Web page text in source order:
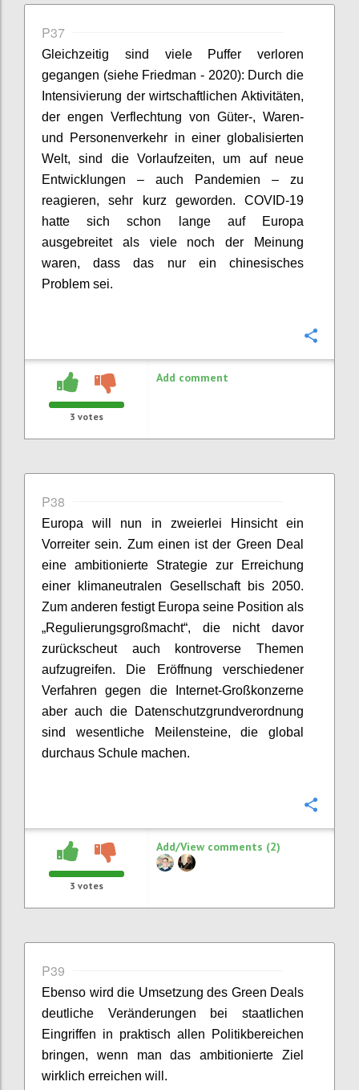
P37
Gleichzeitig sind viele Puffer verloren
gegangen (siehe Friedman - 2020): Durch die
Intensivierung der wirtschaftlichen Aktivitäten,
der engen Verflechtung von Güter-, Waren-
und Personenverkehr in einer globalisierten
Welt, sind die Vorlaufzeiten, um auf neue
Entwicklungen – auch Pandemien – zu
reagieren, sehr kurz geworden. COVID-19
hatte sich schon lange auf Europa
ausgebreitet als viele noch der Meinung
waren, dass das nur ein chinesisches
Problem sei.
3 votes
Add comment
P38
Europa will nun in zweierlei Hinsicht ein
Vorreiter sein. Zum einen ist der Green Deal
eine ambitionierte Strategie zur Erreichung
einer klimaneutralen Gesellschaft bis 2050.
Zum anderen festigt Europa seine Position als
„Regulierungsgroßmacht“, die nicht davor
zurückscheut auch kontroverse Themen
aufzugreifen. Die Eröffnung verschiedener
Verfahren gegen die Internet-Großkonzerne
aber auch die Datenschutzgrundverordnung
sind wesentliche Meilensteine, die global
durchaus Schule machen.
3 votes
Add/View comments (2)
P39
Ebenso wird die Umsetzung des Green Deals
deutliche Veränderungen bei staatlichen
Eingriffen in praktisch allen Politikbereichen
bringen, wenn man das ambitionierte Ziel
wirklich erreichen will.